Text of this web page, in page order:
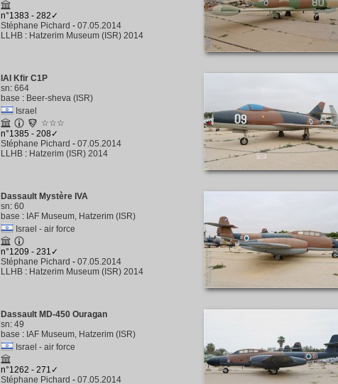
n°1383 - 282✓
Stéphane Pichard - 07.05.2014
LLHB : Hatzerim Museum (ISR) 2014
IAI Kfir C1P
sn: 664
base : Beer-sheva (ISR)
Israel
☆☆☆
n°1385 - 208✓
Stéphane Pichard - 07.05.2014
LLHB : Hatzerim (ISR) 2014
Dassault Mystère IVA
sn: 60
base : IAF Museum, Hatzerim (ISR)
Israel - air force
n°1209 - 231✓
Stéphane Pichard - 07.05.2014
LLHB : Hatzerim Museum (ISR) 2014
Dassault MD-450 Ouragan
sn: 49
base : IAF Museum, Hatzerim (ISR)
Israel - air force
n°1262 - 271✓
Stéphane Pichard - 07.05.2014